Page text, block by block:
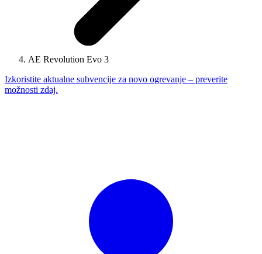
AE Revolution Evo 3
Izkoristite aktualne subvencije za novo ogrevanje – preverite
možnosti zdaj.